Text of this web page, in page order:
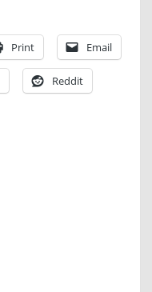
Print Email
Reddit